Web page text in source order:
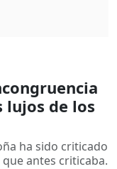
lujos de los
ha sido criticado
antes criticaba.